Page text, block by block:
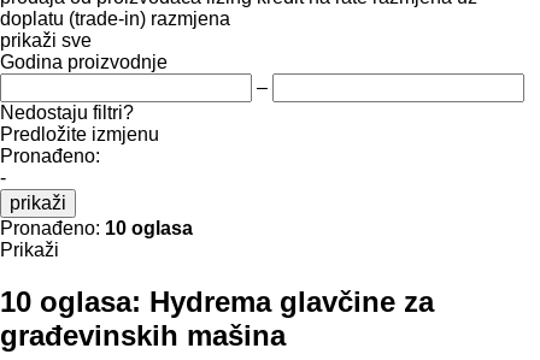
doplatu (trade-in) razmjena
prikaži sve
Godina proizvodnje
–
Nedostaju filtri?
Predložite izmjenu
Pronađeno:
-
prikaži
Pronađeno: 10 oglasa
Prikaži
10 oglasa: Hydrema glavčine za
građevinskih mašina